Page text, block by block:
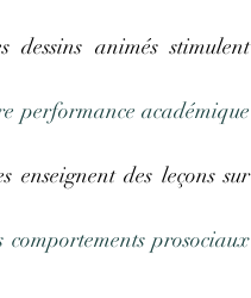
animés stimulent
performance académique
enseignent des leçons sur
prosociaux